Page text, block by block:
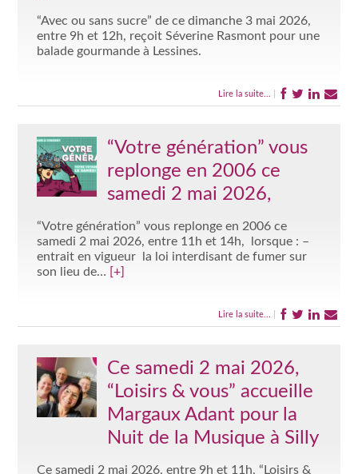
“Avec ou sans sucre” de ce dimanche 3 mai 2026,
entre 9h et 12h, reçoit Séverine Rasmont pour une
balade gourmande à Lessines.
Lire la suite...
“Votre génération” vous
replonge en 2006 ce
samedi 2 mai 2026,
“Votre génération” vous replonge en 2006 ce
samedi 2 mai 2026, entre 11h et 14h, lorsque : –
entrait en vigueur la loi interdisant de fumer sur
son lieu de… [+]
Lire la suite...
Ce samedi 2 mai 2026,
“Loisirs & vous” accueille
Margaux Adant pour la
Nuit de la Musique à Silly
Ce samedi 2 mai 2026, entre 9h et 11h, “Loisirs &